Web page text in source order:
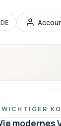
DE
WICHTIGER
modernes